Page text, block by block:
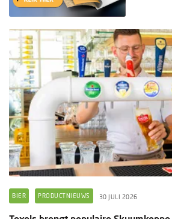
BIER PRODUCTNIEUWS 30 JULI 2026